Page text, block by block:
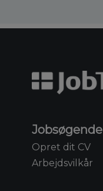
Jobsøgende
Opret dit CV
Arbejdsvilkår